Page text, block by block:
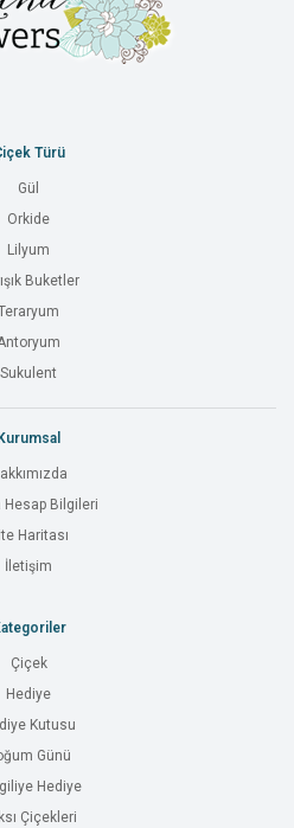
Türü
Gül
Orkide
Lilyum
Buketler
Sukulent
Kurumsal
Hesap Bilgileri
Haritası
İletişim
Çiçek
Hediye
Kutusu
Günü
Hediye
Çiçekleri